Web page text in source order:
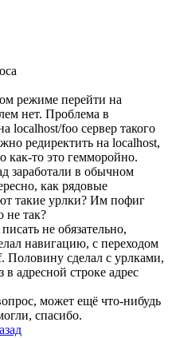
режиме перейти на
нет. Проблема в
localhost/foo сервер такого
редиректить на localhost,
как-то это гемморойно.
заработали в обычном
как рядовые
такие урлки? Им пофиг
не так?
не обязательно,
навигацию, с переходом
Половину сделал с урлками,
в адресной строке адрес
может ещё что-нибудь
спасибо.